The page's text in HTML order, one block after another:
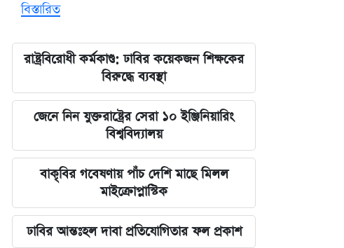
বিস্তারিত
রাষ্ট্রবিরোধী কর্মকাণ্ড: ঢাবির কয়েকজন শিক্ষকের
বিরুদ্ধে ব্যবস্থা
জেনে নিন যুক্তরাষ্ট্রের সেরা ১০ ইঞ্জিনিয়ারিং
বিশ্ববিদ্যালয়
বাকৃবির গবেষণায় পাঁচ দেশি মাছে মিলল
মাইক্রোপ্লাস্টিক
ঢাবির আন্তঃহল দাবা প্রতিযোগিতার ফল প্রকাশ